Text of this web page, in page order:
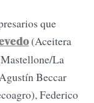
que
(Aceitera
La
Beccar
Federico